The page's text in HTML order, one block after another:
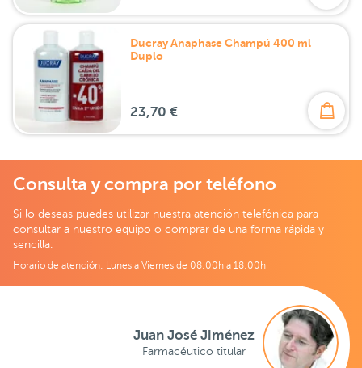
Ducray Anaphase Champú 400 ml
Duplo
23,70 €
Consulta y compra por teléfono
Si lo deseas puedes utilizar nuestra atención telefónica para
consultar a nuestro equipo o comprar de una forma rápida y
sencilla.
Horario de atención: Lunes a Viernes de 08:00h a 18:00h
Juan José Jiménez
Farmacéutico titular